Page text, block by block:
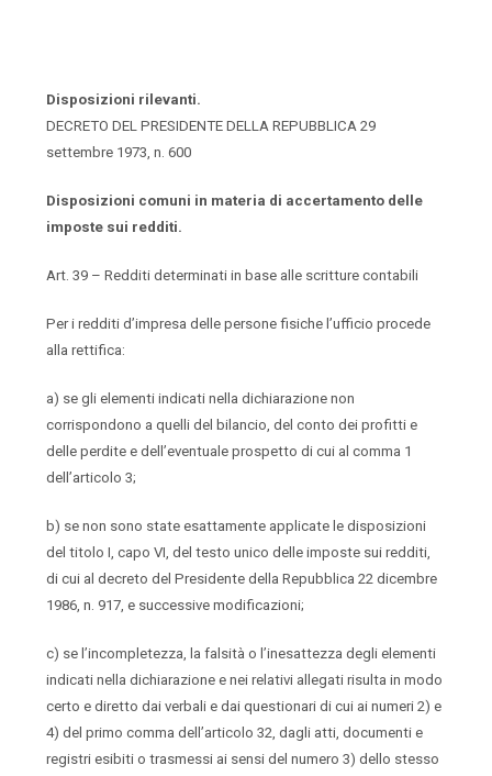
Disposizioni rilevanti.
DECRETO DEL PRESIDENTE DELLA REPUBBLICA 29
settembre 1973, n. 600
Disposizioni comuni in materia di accertamento delle
imposte sui redditi.
Art. 39 – Redditi determinati in base alle scritture contabili
Per i redditi d’impresa delle persone fisiche l’ufficio procede
alla rettifica:
a) se gli elementi indicati nella dichiarazione non
corrispondono a quelli del bilancio, del conto dei profitti e
delle perdite e dell’eventuale prospetto di cui al comma 1
dell’articolo 3;
b) se non sono state esattamente applicate le disposizioni
del titolo I, capo VI, del testo unico delle imposte sui redditi,
di cui al decreto del Presidente della Repubblica 22 dicembre
1986, n. 917, e successive modificazioni;
c) se l’incompletezza, la falsità o l’inesattezza degli elementi
indicati nella dichiarazione e nei relativi allegati risulta in modo
certo e diretto dai verbali e dai questionari di cui ai numeri 2) e
4) del primo comma dell’articolo 32, dagli atti, documenti e
registri esibiti o trasmessi ai sensi del numero 3) dello stesso